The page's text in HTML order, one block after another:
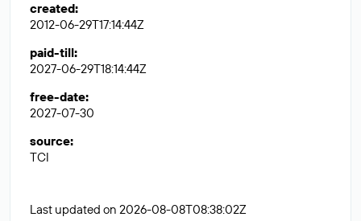
created:
2012-06-29T17:14:44Z
paid-till:
2027-06-29T18:14:44Z
free-date:
2027-07-30
source:
TCI
Last updated on 2026-08-08T08:38:02Z